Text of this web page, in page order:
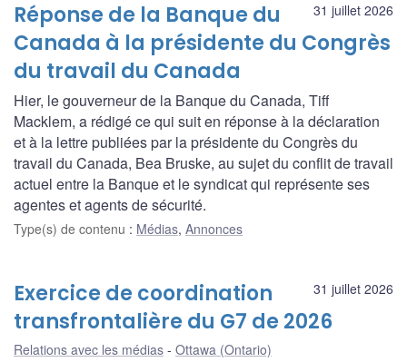
31 juillet 2026
Réponse de la Banque du
Canada à la présidente du Congrès
du travail du Canada
Hier, le gouverneur de la Banque du Canada, Tiff
Macklem, a rédigé ce qui suit en réponse à la déclaration
et à la lettre publiées par la présidente du Congrès du
travail du Canada, Bea Bruske, au sujet du conflit de travail
actuel entre la Banque et le syndicat qui représente ses
agentes et agents de sécurité.
Type(s) de contenu : Médias, Annonces
31 juillet 2026
Exercice de coordination
transfrontalière du G7 de 2026
Relations avec les médias Ottawa (Ontario)